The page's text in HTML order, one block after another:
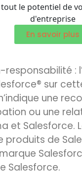
le potentiel de
d'entreprise
En savoir plus
:
sur
une
ou une
et Salesforce.
produits de
Salesforce.